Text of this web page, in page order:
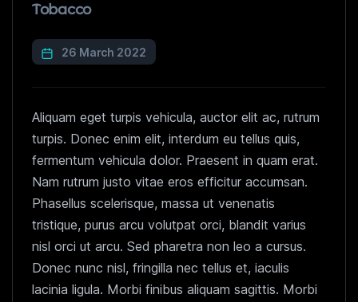
Tobacco
26 March 2022
Aliquam eget turpis vehicula, auctor elit ac, rutrum
turpis. Donec enim elit, interdum eu tellus quis,
fermentum vehicula dolor. Praesent in quam erat.
Nam rutrum justo vitae eros efficitur accumsan.
Phasellus scelerisque, massa ut venenatis
tristique, purus arcu volutpat orci, blandit varius
nisl orci ut arcu. Sed pharetra non leo a cursus.
Donec nunc nisl, fringilla nec tellus et, iaculis
lacinia ligula. Morbi finibus aliquam sagittis. Morbi